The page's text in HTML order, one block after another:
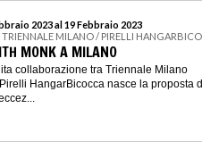
2023 al 19 Febbraio 2023
| TRIENNALE MILANO / PIRELLI
MONK A MILANO
collaborazione tra Triennale Milano
HangarBicocca nasce la proposta